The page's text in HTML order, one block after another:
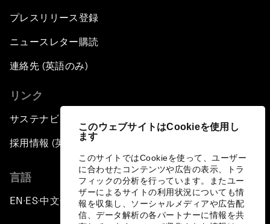
このウェブサイトはCookieを使用し
ます
このサイトではCookieを使って、ユーザー
に合わせたコンテンツや広告の表示、トラ
フィックの分析を行っています。またユー
ザーによるサイトの利用状況についても情
報を収集し、ソーシャルメディアや広告配
信、データ解析の各パートナーに情報を共
プレスリリース登録
ニュースレター購読
連絡先 (英語のみ)
リンク
サステナビリティへの取り組み
採用情報 (英語のみ)
言語
EN ▪ES▪中文▪ 日本語